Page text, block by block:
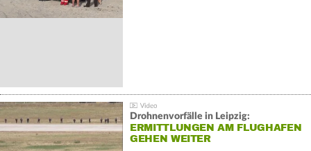
Drohnenvorfälle in Leipzig:
ERMITTLUNGEN AM FLUGHAFEN
GEHEN WEITER